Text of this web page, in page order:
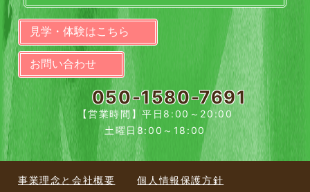
見学・体験はこちら
お問い合わせ
050-1580-7691
【営業時間】平日8:00～20:00
土曜日8:00～18:00
事業理念と会社概要 個人情報保護方針